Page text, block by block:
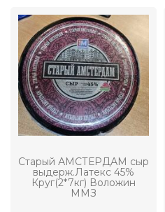
Старый АМСТЕРДАМ сыр
выдерж.Латекс 45%
Круг(2*7кг) Воложин
ММЗ